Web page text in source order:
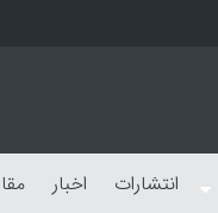
انتشارات اخبار